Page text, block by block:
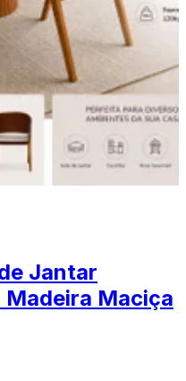
Jantar
Madeira Maciça